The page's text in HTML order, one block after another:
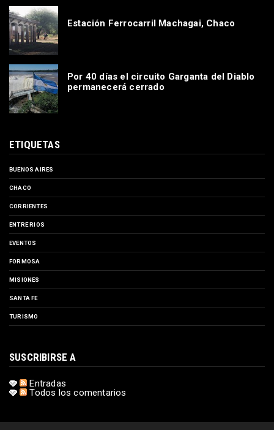
Estación Ferrocarril Machagai, Chaco
Por 40 días el circuito Garganta del Diablo
permanecerá cerrado
ETIQUETAS
BUENOS AIRES
CHACO
CORRIENTES
ENTRE RIOS
EVENTOS
FORMOSA
MISIONES
SANTA FE
TURISMO
SUSCRIBIRSE A
Entradas
Todos los comentarios